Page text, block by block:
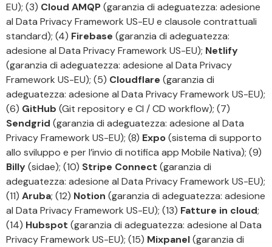
EU); (3) Cloud AMQP(garanzia di adeguatezza: adesione
al Data Privacy Framework US-EU e clausole contrattuali
standard); (4) Firebase (garanzia di adeguatezza:
adesione al Data Privacy Framework US-EU); Netlify
(garanzia di adeguatezza: adesione al Data Privacy
Framework US-EU); (5) Cloudflare (garanzia di
adeguatezza: adesione al Data Privacy Framework US-EU);
(6) GitHub (Git repository e CI / CD workflow); (7)
Sendgrid (garanzia di adeguatezza: adesione al Data
Privacy Framework US-EU); (8) Expo(sistema di supporto
allo sviluppo e per l’invio di notifica app Mobile Nativa); (9)
Billy(sidae); (10) Stripe Connect (garanzia di
adeguatezza: adesione al Data Privacy Framework US-EU);
(11) Aruba; (12) Notion (garanzia di adeguatezza: adesione
al Data Privacy Framework US-EU); (13) Fatture in cloud;
(14) Hubspot (garanzia di adeguatezza: adesione al Data
Privacy Framework US-EU); (15) Mixpanel(garanzia di